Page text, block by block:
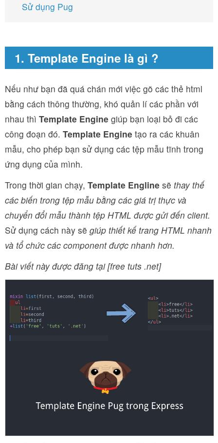
Sử dụng Pug
1. Template Engine là gì ?
Nếu như bạn đã quá chán mới việc gõ các thẻ html
bằng cách thông thường, khó quản lí các phần với
nhau thì Template Engine giúp bạn loại bỏ đi các
công đoạn đó. Template Engine tạo ra các khuân
mẫu, cho phép bạn sử dụng các tệp mẫu tĩnh trong
ứng dụng của mình.
Trong thời gian chạy, Template Engline sẽ thay thế
các biến trong tệp mẫu bằng các giá trị thực và
chuyển đổi mẫu thành tệp HTML được gửi đến client.
Sử dụng cách này sẽ giúp thiết kế trang HTML nhanh
và tổ chức các component được nhanh hơn.
Bài viết này được đăng tại [free tuts .net]